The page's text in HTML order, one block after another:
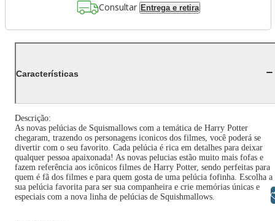
Consultar Entrega e retira
Características
Descrição:
As novas pelúcias de Squismallows com a temática de Harry Potter
chegaram, trazendo os personagens iconicos dos filmes, você poderá se
divertir com o seu favorito. Cada pelúcia é rica em detalhes para deixar
qualquer pessoa apaixonada! As novas pelucias estão muito mais fofas e
fazem referência aos icônicos filmes de Harry Potter, sendo perfeitas para
quem é fã dos filmes e para quem gosta de uma pelúcia fofinha. Escolha a
sua pelúcia favorita para ser sua companheira e crie memórias únicas e
especiais com a nova linha de pelúcias de Squishmallows.